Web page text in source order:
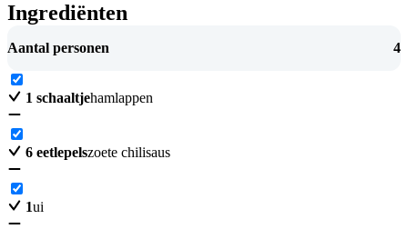
Ingrediënten
Aantal personen 4
1 schaaltjehamlappen
6 eetlepelszoete chilisaus
1ui